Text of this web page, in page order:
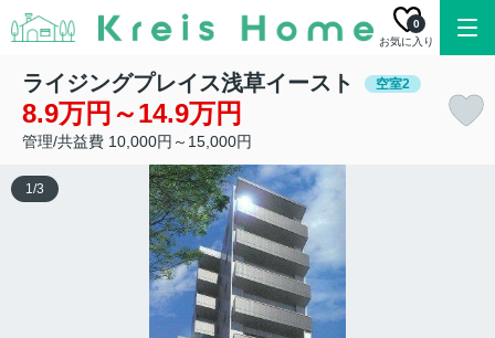
お気に入り
0
ライジングプレイス浅草イースト 空室2
8.9万円～14.9万円
管理/共益費 10,000円～15,000円
1/3